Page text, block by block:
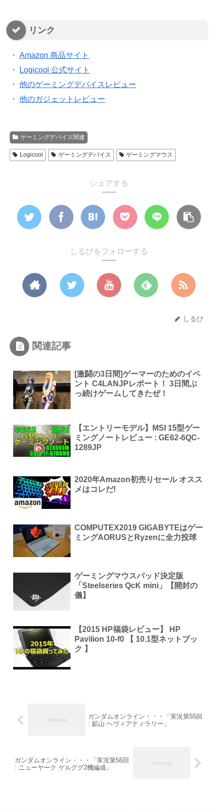
リンク
・ Amazon 商品サイト
・
Logicool 公式サイト
・ 他のゲーミングデバイスレビュー
・ 他のガジェットレビュー
ゲーミングデバイス関連
Logicool ゲーミングデバイス ゲーミングマウス
シェアする
しるびをフォローする
しるび
関連記事
[激闘の3日間]ゲーマーのためのイベ
ント C4LANJPレポート！ 3日間ぶ
っ続けゲームしてきたぜ！
【エントリーモデル】MSI 15型ゲー
ミングノートレビュー : GE62-6QC-
1289JP
2020年Amazon初売りセール オスス
メはコレだ!
COMPUTEX2019 GIGABYTEはゲー
ミングAORUSとRyzenに全力投球
ゲーミングマウスパッド決定版
「Steelseries QcK mini」【開封の
儀】
【2015 HP福袋レビュー】 HP
Pavilion 10-f0 【 10.1型ネットブッ
ク 】
ガンダムオンライン・・・「実況第55回
: 鉱山 ヘヴィアティラリー」
ガンダムオンライン・・・「実況第56回
: ニューヤーク ゲルググ2機編成」